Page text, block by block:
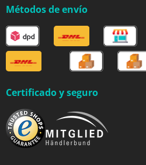
Métodos de envío
Certificado y seguro